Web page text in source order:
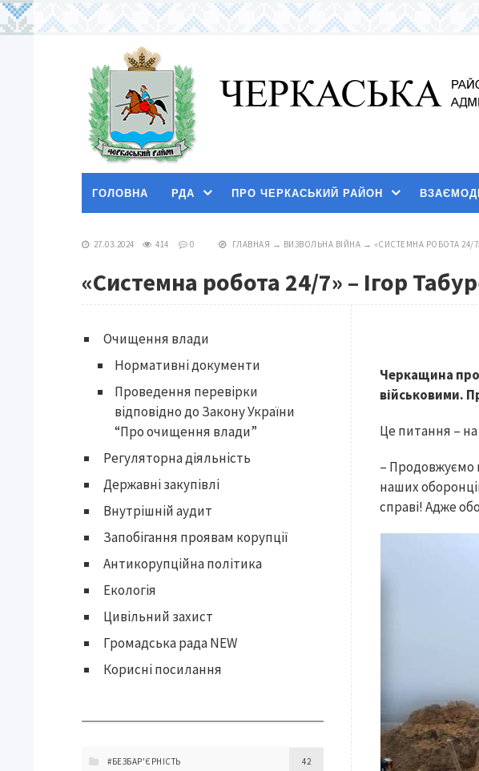
ГОЛОВНА РДА ПРО ЧЕРКАСЬКИЙ РАЙОН
27.03.2024 414 0 ГЛАВНАЯ → ВИЗВОЛЬНА ВІЙНА → «СИСТЕМНА РОБОТА 24/
«Системна робота 24/7» – Ігор
Черкащина
військовими.
Це питання –
– Продовжуємо
наших
справі! Адже
Очищення влади
Нормативні документи
Проведення перевірки
відповідно до Закону України
“Про очищення влади”
Регуляторна діяльність
Державні закупівлі
Внутрішній аудит
Запобігання проявам корупції
Антикорупційна політика
Екологія
Цивільний захист
Громадська рада NEW
Корисні посилання
#БЕЗБАР'ЄРНІСТЬ 42